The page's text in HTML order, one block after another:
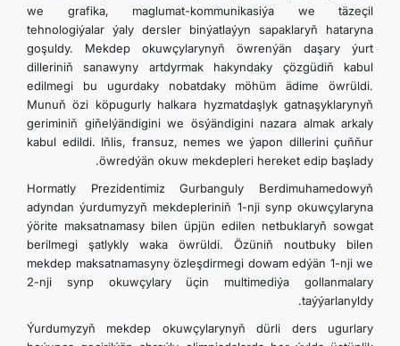
we grafika, maglumat-kommunikasiýa we täzeçil
tehnologiýalar ýaly dersler binýatlaýyn sapaklaryň hataryna
goşuldy. Mekdep okuwçylarynyň öwrenýän daşary ýurt
dilleriniň sanawyny artdyrmak hakyndaky çözgüdiň kabul
edilmegi bu ugurdaky nobatdaky möhüm ädime öwrüldi.
Munuň özi köpugurly halkara hyzmatdaşlyk gatnaşyklarynyň
geriminiň giňelýändigini we ösýändigini nazara almak arkaly
kabul edildi. Iňlis, fransuz, nemes we ýapon dillerini çuňňur
öwredýän okuw mekdepleri hereket edip başlady.
Hormatly Prezidentimiz Gurbanguly Berdimuhamedowyň
adyndan ýurdumyzyň mekdepleriniň 1-nji synp okuwçylaryna
ýörite maksatnamasy bilen üpjün edilen netbuklaryň sowgat
berilmegi şatlykly waka öwrüldi. Özüniň noutbuky bilen
mekdep maksatnamasyny özleşdirmegi dowam edýän 1-nji we
2-nji synp okuwçylary üçin multimediýa gollanmalary
taýýarlanyldy.
Ýurdumyzyň mekdep okuwçylarynyň dürli ders ugurlary